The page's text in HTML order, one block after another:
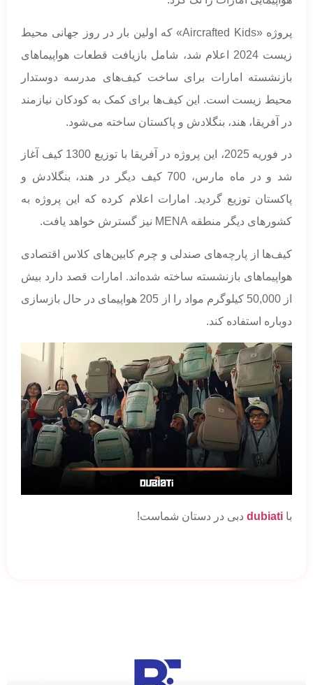
پروژه «Aircrafted Kids» که اولین بار در روز جهانی محیط
زیست 2024 اعلام شد، شامل بازیافت قطعات هواپیماهای
بازنشسته امارات برای ساخت کیف‌های مدرسه دوستدار
محیط زیست است. این کیف‌ها برای کمک به کودکان نیازمند
در آفریقا، هند، بنگلادش و پاکستان ساخته می‌شود.
در فوریه 2025، این پروژه در آفریقا با توزیع 1300 کیف آغاز
شد و در ماه مارس، 700 کیف دیگر در هند، بنگلادش و
پاکستان توزیع گردید. امارات اعلام کرده که این پروژه به
کشورهای دیگر منطقه MENA نیز گسترش خواهد یافت.
کیف‌ها از پارچه‌های صندلی و چرم کابین‌های کلاس اقتصادی
هواپیماهای بازنشسته ساخته شده‌اند. امارات قصد دارد بیش
از 50,000 کیلوگرم مواد را از 205 هواپیمای در حال بازسازی
دوباره استفاده کند.
با dubiati دبی در دستان شماست!